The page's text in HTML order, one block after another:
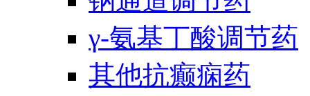
γ-氨基丁酸调节药
其他抗癫痫药